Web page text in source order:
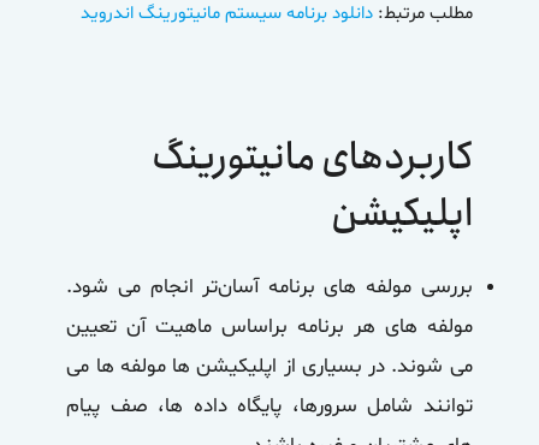
مطلب مرتبط:دانلود برنامه سیستم مانیتورینگ اندروید
کاربردهای مانیتورینگ
اپلیکیشن
بررسی مولفه های برنامه آسان‌تر انجام می شود.
مولفه های هر برنامه براساس ماهیت آن تعیین
می شوند. در بسیاری از اپلیکیشن ها مولفه ها می
توانند شامل سرورها، پایگاه داده ها، صف پیام